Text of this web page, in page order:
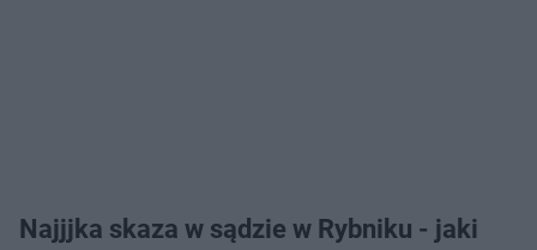
Najjjka skaza w sądzie w Rybniku - jaki